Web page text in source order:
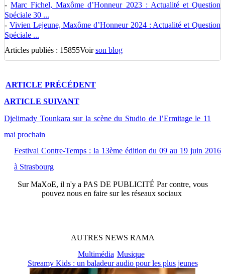
-Marc Fichel, Maxôme d’Honneur 2023 : Actualité et Question
Spéciale 30 ...
- Vivien Lejeune, Maxôme d’Honneur 2024 : Actualité et Question
Spéciale ...
Articles publiés : 15855Voirson blog
ARTICLE PRÉCÉDENT
ARTICLE SUIVANT
Djelimady Tounkara sur la scène du Studio de l’Ermitage le 11
mai prochain
Festival Contre-Temps : la 13ème édition du 09 au 19 juin 2016
à Strasbourg
SurMaXoE, il n'y a PAS DE PUBLICITÉ Par contre, vous
pouvez nous en faire sur les réseaux sociaux
AUTRES NEWS RAMA
Multimédia Musique
Streamy Kids : un baladeur audio pour les plus jeunes